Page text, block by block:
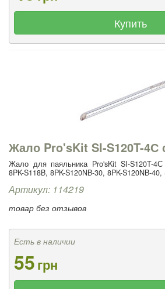
Купить
Жало Pro'sKit SI-S120T-4С
Жало для паяльника Pro'sKit SI-S120T-
8PK-S118B, 8PK-S120NB-30, 8PK-S120NB-
Артикул: 114219
товар без отзывов
Есть в наличии
55грн